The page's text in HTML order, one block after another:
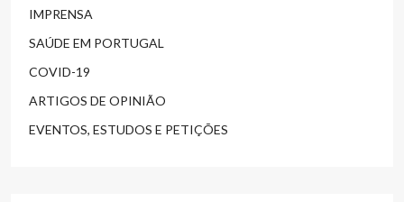
IMPRENSA
SAÚDE EM PORTUGAL
COVID-19
ARTIGOS DE OPINIÃO
EVENTOS, ESTUDOS E PETIÇÕES